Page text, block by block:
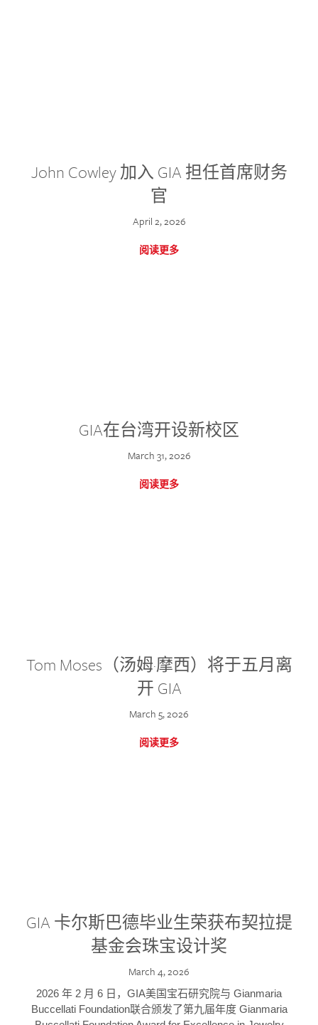
John Cowley 加入 GIA 担任首席财务
官
April 2, 2026
阅读更多
GIA在台湾开设新校区
March 31, 2026
阅读更多
Tom Moses（汤姆·摩西）将于五月离
开 GIA
March 5, 2026
阅读更多
GIA 卡尔斯巴德毕业生荣获布契拉提
基金会珠宝设计奖
March 4, 2026
2026 年 2 月 6 日，GIA美国宝石研究院与 Gianmaria
Buccellati Foundation联合颁发了第九届年度 Gianmaria